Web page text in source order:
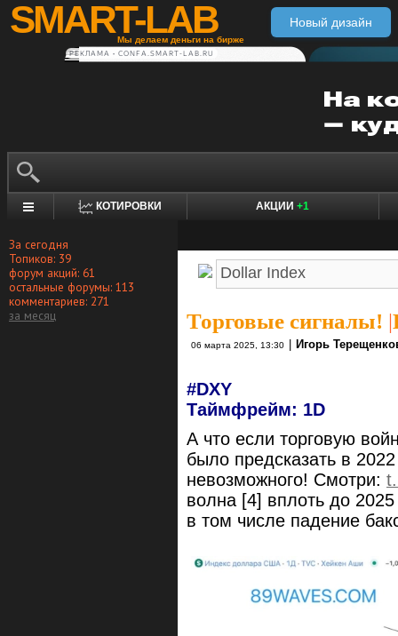
SMART-LAB
Мы делаем деньги на бирже
Новый дизайн
РЕКЛАМА • CONFA.SMART-LAB.RU
КОТИРОВКИ АКЦИИ +1
За сегодня
Топиков: 39
форум акций: 61
остальные форумы: 113
комментариев: 271
за месяц
Торговые сигналы! |
06 марта 2025, 13:30 Игорь
#DXY
Таймфрейм: 1D
А что если торговую
было предсказать в
невозможного! Смотри:
волна [4] вплоть до 2025
в том числе падение